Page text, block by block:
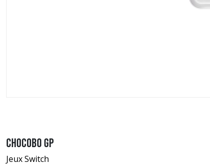
Chocobo GP
Jeux Switch